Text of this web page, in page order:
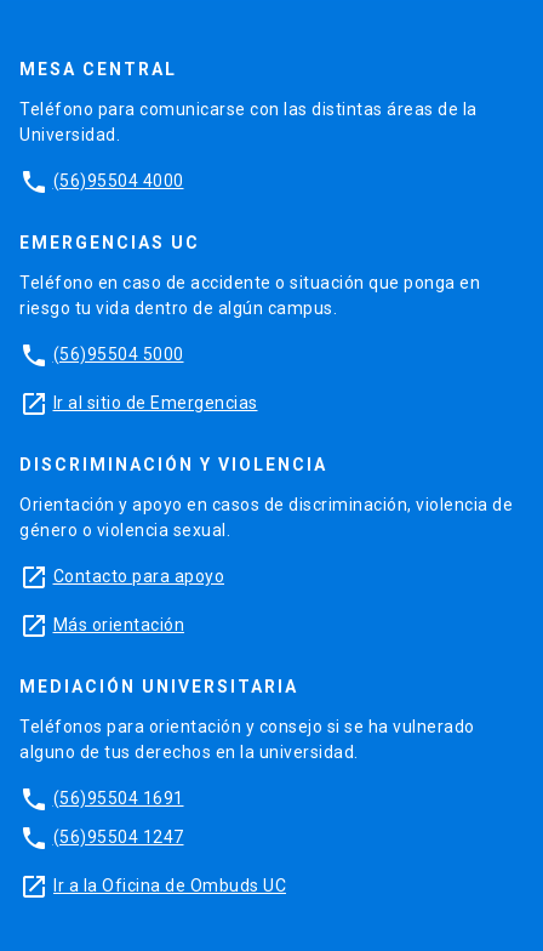
MESA CENTRAL
Teléfono para comunicarse con las distintas áreas de la
Universidad.
phone (56)95504 4000
EMERGENCIAS UC
Teléfono en caso de accidente o situación que ponga en
riesgo tu vida dentro de algún campus.
phone (56)95504 5000
launch Ir al sitio de Emergencias
DISCRIMINACIÓN Y VIOLENCIA
Orientación y apoyo en casos de discriminación, violencia de
género o violencia sexual.
launch Contacto para apoyo
launch Más orientación
MEDIACIÓN UNIVERSITARIA
Teléfonos para orientación y consejo si se ha vulnerado
alguno de tus derechos en la universidad.
phone (56)95504 1691
phone (56)95504 1247
launch Ir a la Oficina de Ombuds UC